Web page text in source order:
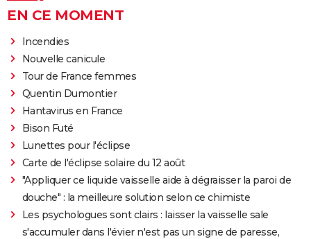
EN CE MOMENT
Incendies
Nouvelle canicule
Tour de France femmes
Quentin Dumontier
Hantavirus en France
Bison Futé
Lunettes pour l'éclipse
Carte de l'éclipse solaire du 12 août
"Appliquer ce liquide vaisselle aide à dégraisser la paroi de
douche" : la meilleure solution selon ce chimiste
Les psychologues sont clairs : laisser la vaisselle sale
s'accumuler dans l'évier n'est pas un signe de paresse,